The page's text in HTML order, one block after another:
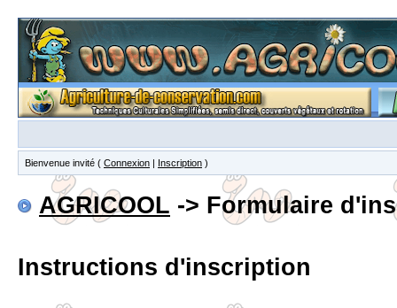
Bienvenue invité ( Connexion | Inscription )
AGRICOOL -> Formulaire
Instructions d'inscription